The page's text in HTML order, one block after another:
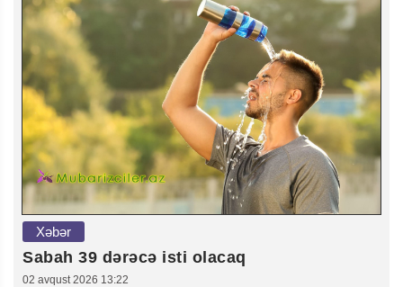
Xəbər
Sabah 39 dərəcə isti olacaq
02 avqust 2026 13:22